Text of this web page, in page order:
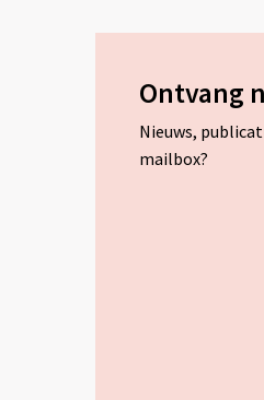
Ontvang
Nieuws,
mailbox?